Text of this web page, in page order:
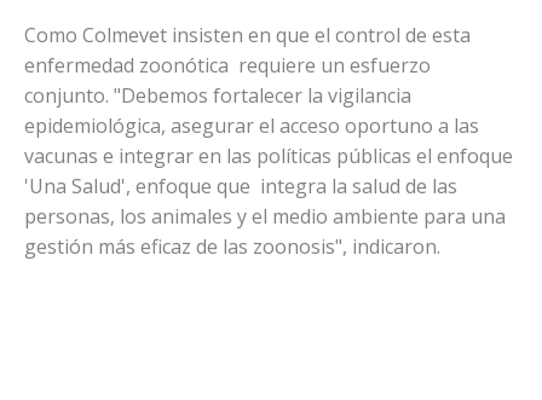
Como Colmevet insisten en que el control de esta
enfermedad zoonótica requiere un esfuerzo
conjunto. "Debemos fortalecer la vigilancia
epidemiológica, asegurar el acceso oportuno a las
vacunas e integrar en las políticas públicas el enfoque
'Una Salud', enfoque que integra la salud de las
personas, los animales y el medio ambiente para una
gestión más eficaz de las zoonosis", indicaron.